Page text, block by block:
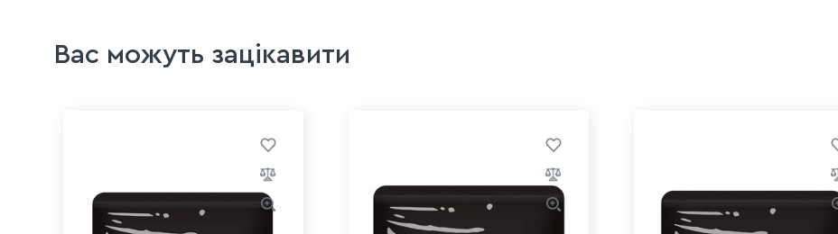
Вас можуть зацікавити